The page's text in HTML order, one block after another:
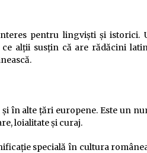
pentru lingviști și istorici.
alții susțin că are rădăcini
în alte țări europene. Este un
loialitate și curaj.
specială în cultura